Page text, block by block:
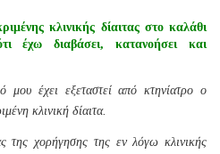
κλινικής δίαιτας στο καλάθι
έχω διαβάσει, κατανοήσει και
μου έχει εξεταστεί από κτηνίατρο ο
κλινική δίαιτα.
της χορήγησης της εν λόγω κλινικής